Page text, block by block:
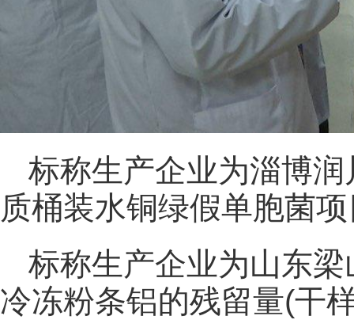
标称生产企业为淄博
质桶装水铜绿假单胞菌
标称生产企业为山东
冷冻粉条铝的残留量(干